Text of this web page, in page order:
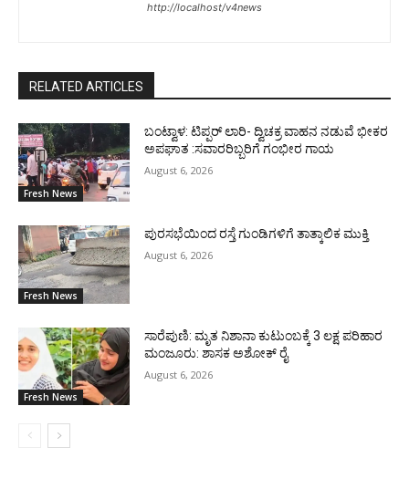
http://localhost/v4news
RELATED ARTICLES
Fresh News
ಬಂಟ್ವಾಳ: ಟಿಪ್ಪರ್ ಲಾರಿ- ದ್ವಿಚಕ್ರ ವಾಹನ ನಡುವೆ ಭೀಕರ
ಅಪಘಾತ :ಸವಾರರಿಬ್ಬರಿಗೆ ಗಂಭೀರ ಗಾಯ
August 6, 2026
Fresh News
ಪುರಸಭೆಯಿಂದ ರಸ್ತೆ ಗುಂಡಿಗಳಿಗೆ ತಾತ್ಕಾಲಿಕ ಮುಕ್ತಿ
August 6, 2026
Fresh News
ಸಾರೆಪುಣಿ: ಮೃತ ನಿಶಾನಾ ಕುಟುಂಬಕ್ಕೆ 3 ಲಕ್ಷ ಪರಿಹಾರ
ಮಂಜೂರು: ಶಾಸಕ ಅಶೋಕ್ ರೈ
August 6, 2026